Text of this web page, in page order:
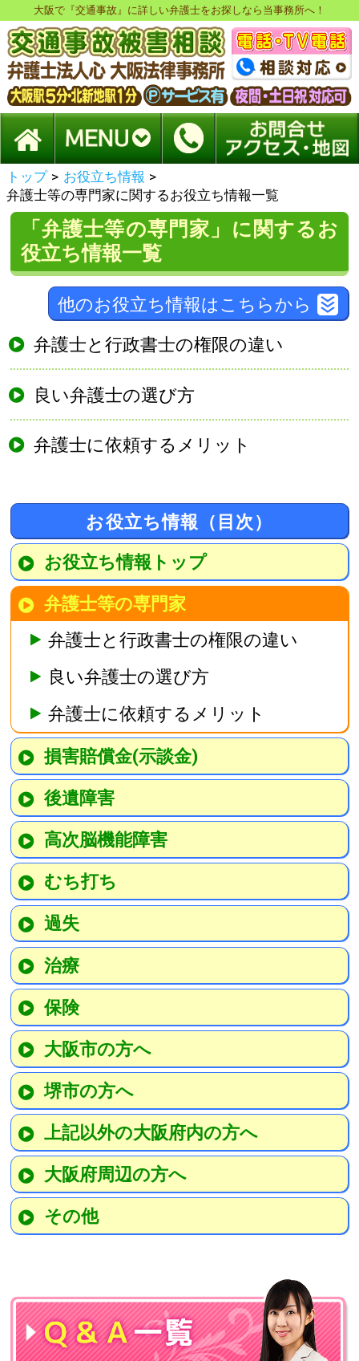
大阪で『交通事故』に詳しい弁護士をお探しなら当事務所へ！
トップ > お役立ち情報 >
弁護士等の専門家に関するお役立ち情報一覧
「弁護士等の専門家」に関するお
役立ち情報一覧
他のお役立ち情報はこちらから
弁護士と行政書士の権限の違い
良い弁護士の選び方
弁護士に依頼するメリット
お役立ち情報（目次）
お役立ち情報トップ
弁護士等の専門家
弁護士と行政書士の権限の違い
良い弁護士の選び方
弁護士に依頼するメリット
損害賠償金(示談金)
後遺障害
高次脳機能障害
むち打ち
過失
治療
保険
大阪市の方へ
堺市の方へ
上記以外の大阪府内の方へ
大阪府周辺の方へ
その他